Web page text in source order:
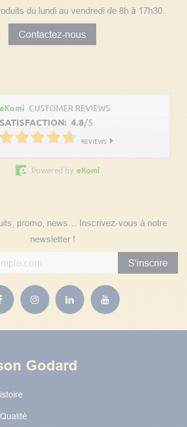
du lundi au vendredi de 8h à 17h30.
Contactez-nous
eKomi CUSTOMER REVIEWS
SATISFACTION: 4.8/5
REVIEWS
Powered by eKomi
promo, news… Inscrivez-vous à notre
newsletter !
S'inscrire
Godard